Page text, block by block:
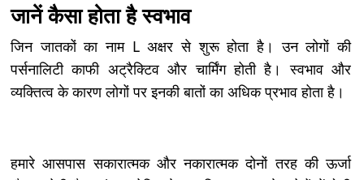
जानें कैसा होता है स्वभाव
जिन जातकों का नाम L अक्षर से शुरू होता है। उन लोगों की
पर्सनालिटी काफी अट्रैक्टिव और चार्मिंग होती है। स्वभाव और
व्यक्तित्व के कारण लोगों पर इनकी बातों का अधिक प्रभाव होता है।
हमारे आसपास सकारात्मक और नकारात्मक दोनों तरह की ऊर्जा